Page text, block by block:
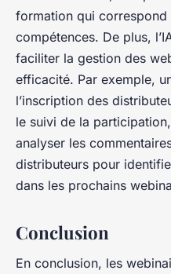
formation qui correspond
compétences. De plus,
faciliter la gestion des
efficacité. Par exemple,
l’inscription des
le suivi de la
analyser les
distributeurs pour
dans les prochains
Conclusion
En conclusion, les